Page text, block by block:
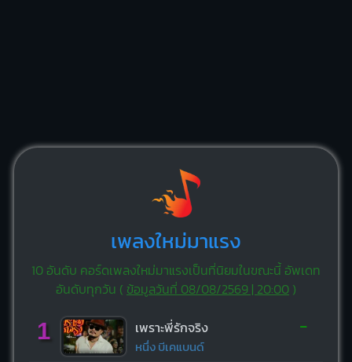
เพลงใหม่มาแรง
10 อันดับ คอร์ดเพลงใหม่มาแรงเป็นที่นิยมในขณะนี้ อัพเดท
อันดับทุกวัน ( ข้อมูลวันที่ 08/08/2569 | 20:00)
1 เพราะพี่รักจริง
หนึ่ง บีเคแบนด์
-